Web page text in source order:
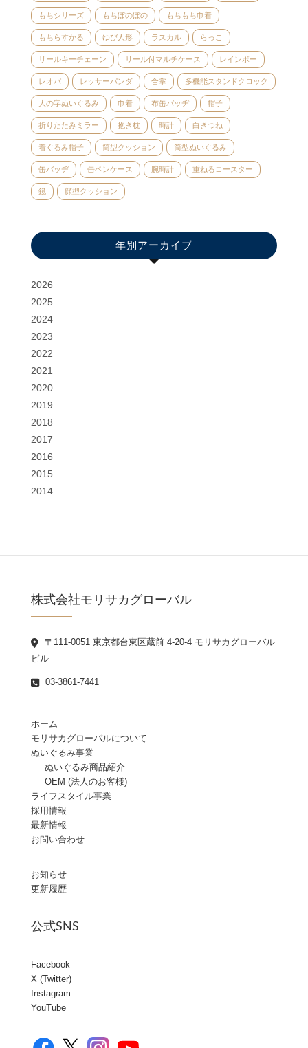
もちシリーズ もちぼのぼの もちもち巾着
もちらすかる ゆび人形 ラスカル らっこ
リールキーチェーン リール付マルチケース レインボー
レオパ レッサーパンダ 合掌 多機能スタンドクロック
大の字ぬいぐるみ 巾着 布缶バッヂ 帽子
折りたたみミラー 抱き枕 時計 白きつね
着ぐるみ帽子 筒型クッション 筒型ぬいぐるみ
缶バッヂ 缶ペンケース 腕時計 重ねるコースター
鏡 顔型クッション
年別アーカイブ
2026
2025
2024
2023
2022
2021
2020
2019
2018
2017
2016
2015
2014
株式会社モリサカグローバル
〒111-0051 東京都台東区蔵前 4-20-4 モリサカグローバル
ビル
03-3861-7441
ホーム
モリサカグローバルについて
ぬいぐるみ事業
ぬいぐるみ商品紹介
OEM (法人のお客様)
ライフスタイル事業
採用情報
最新情報
お問い合わせ
お知らせ
更新履歴
公式SNS
Facebook
X (Twitter)
Instagram
YouTube
Facebook
X InstagramYouTube